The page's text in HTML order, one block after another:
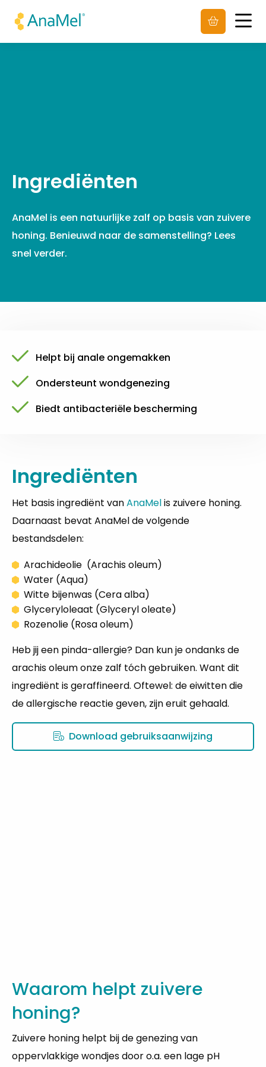
Ingrediënten
AnaMel is een natuurlijke zalf op basis van zuivere
honing. Benieuwd naar de samenstelling? Lees
snel verder.
Helpt bij anale ongemakken
Ondersteunt wondgenezing
Biedt antibacteriële bescherming
Ingrediënten
Het basis ingrediënt vanAnaMelis zuivere honing.
Daarnaast bevat AnaMel de volgende
bestandsdelen:
Arachideolie (Arachis oleum)
Water (Aqua)
Witte bijenwas (Cera alba)
Glyceryloleaat (Glyceryl oleate)
Rozenolie (Rosa oleum)
Heb jij een pinda-allergie? Dan kun je ondanks de
arachis oleum onze zalf tóch gebruiken. Want dit
ingrediënt is geraffineerd. Oftewel: de eiwitten die
de allergische reactie geven, zijn eruit gehaald.
Download gebruiksaanwijzing
Waarom helpt zuivere
honing?
Zuivere honing helpt bij de genezing van
oppervlakkige wondjes door o.a. een lage pH